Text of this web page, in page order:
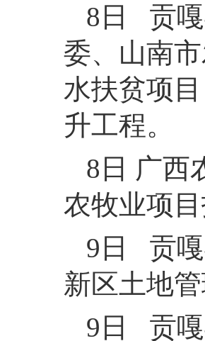
8日 贡嘎
委、山南
水扶贫项
升工程。
8日 广西
农牧业项
9日 贡嘎
新区土地
9日 贡嘎